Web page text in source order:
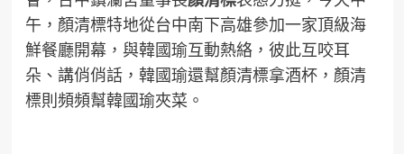
午，顏清標特地從台中南下高雄參加一家頂級海
鮮餐廳開幕，與韓國瑜互動熱絡，彼此互咬耳
朵、講俏俏話，韓國瑜還幫顏清標拿酒杯，顏清
標則頻頻幫韓國瑜夾菜。